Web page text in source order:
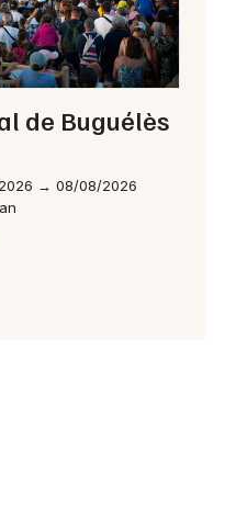
de Buguélès
→ 08/08/2026